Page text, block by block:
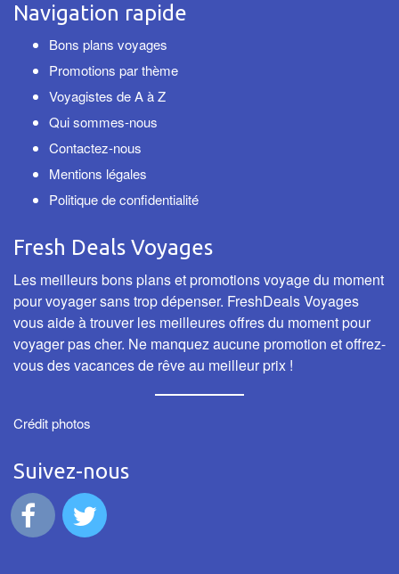
Navigation rapide
Bons plans voyages
Promotions par thème
Voyagistes de A à Z
Qui sommes-nous
Contactez-nous
Mentions légales
Politique de confidentialité
Fresh Deals Voyages
Les meilleurs bons plans et promotions voyage du moment
pour voyager sans trop dépenser. FreshDeals Voyages
vous aide à trouver les meilleures offres du moment pour
voyager pas cher. Ne manquez aucune promotion et offrez-
vous des vacances de rêve au meilleur prix !
Crédit photos
Suivez-nous